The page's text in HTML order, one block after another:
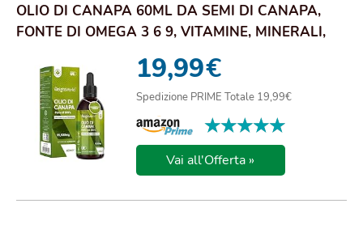
OLIO DI CANAPA 60ML DA SEMI DI CANAPA,
FONTE DI OMEGA 3 6 9, VITAMINE, MINERALI,
19,99€
Spedizione PRIME Totale 19,99€
★★★★★
★★★★★
Vai all'Offerta »